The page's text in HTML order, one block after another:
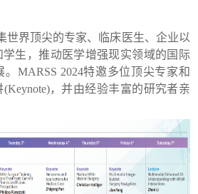
世界顶尖的专家、临床医生、企业以
生，推动医学增强现实领域的国际
MARSS 2024特邀多位顶尖专家和
(Keynote)，并由经验丰富的研究者亲